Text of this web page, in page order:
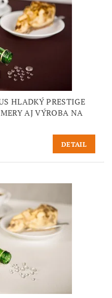
HLADKÝ PRESTIGE
AJ VÝROBA NA
DETAIL